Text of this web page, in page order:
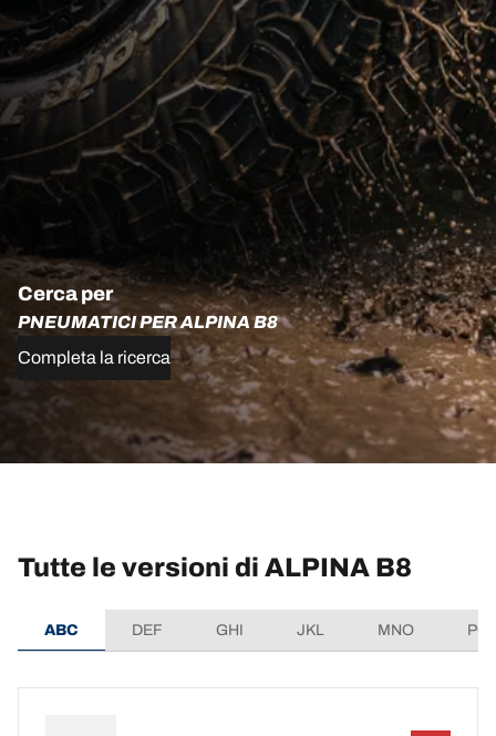
Cerca per
PNEUMATICI PER ALPINA B8
Completa la ricerca
Tutte le versioni di ALPINA B8
ABC DEF GHI JKL MNO